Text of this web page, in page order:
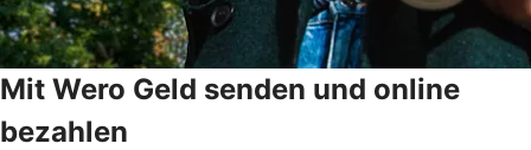
Mit Wero Geld senden und online
bezahlen